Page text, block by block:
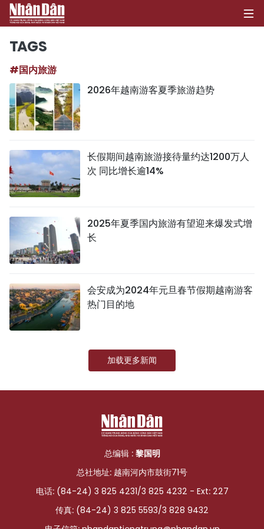
社会
文化
旅游
史海
多功能媒体
图表新闻
图库
视频
人民报社简介
TAGS
#国内旅游
2026年越南游客夏季旅游趋势
长假期间越南旅游接待量约达1200万人
次 同比增长逾14%
2025年夏季国内旅游有望迎来爆发式增
长
会安成为2024年元旦春节假期越南游客
热门目的地
加载更多新闻
总编辑 : 黎国明
总社地址: 越南河内市鼓街71号
电话: (84-24) 3 825 4231/3 825 4232 - Ext: 227
传真: (84-24) 3 825 5593/3 828 9432